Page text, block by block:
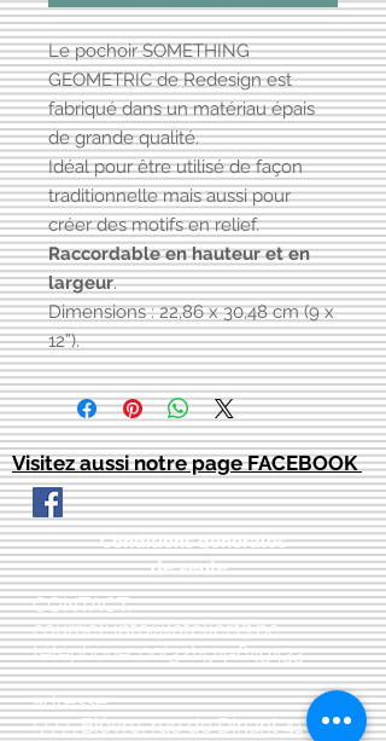
Le pochoir SOMETHING
GEOMETRIC de Redesign est
fabriqué dans un matériau épais
de grande qualité.
Idéal pour être utilisé de façon
traditionnelle mais aussi pour
créer des motifs en relief.
Raccordable en hauteur et en
largeur.
Dimensions : 22,86 x 30,48 cm (9 x
12”).
Visitez aussi notre page FACEBOOK
Conditions générales
de vente::
CONTACT:
courriel:info@latelier13.be
téléphone:00(32)474-649433
adresse:
5555 Bièvre, rue de Dinant 41